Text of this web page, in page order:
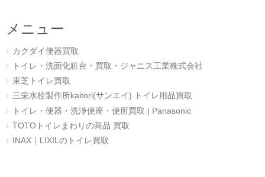
メニュー
カクダイ便器買取
トイレ・洗面化粧台・買取・ジャニス工業株式会社
東芝トイレ買取
三栄水栓製作所kaitori(サンエイ) トイレ用品買取
トイレ・便器・洗浄便座・便所買取 | Panasonic
TOTOトイレまわりの商品 買取
INAX｜LIXILのトイレ買取